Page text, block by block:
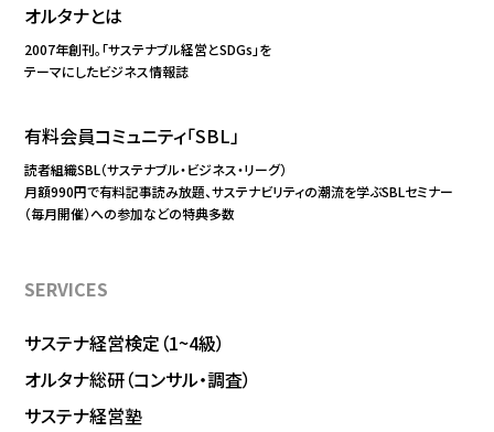
オルタナとは
2007年創刊。「サステナブル経営とSDGs」を
テーマにしたビジネス情報誌
有料会員コミュニティ「SBL」
読者組織SBL（サステナブル・ビジネス・リーグ）
月額990円で有料記事読み放題、サステナビリティの潮流を学ぶSBLセミナー
（毎月開催）への参加などの特典多数
SERVICES
サステナ経営検定（1~4級）
オルタナ総研（コンサル・調査）
サステナ経営塾